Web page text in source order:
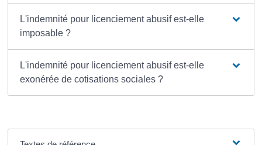
L'indemnité pour licenciement abusif est-elle
imposable ?
L'indemnité pour licenciement abusif est-elle
exonérée de cotisations sociales ?